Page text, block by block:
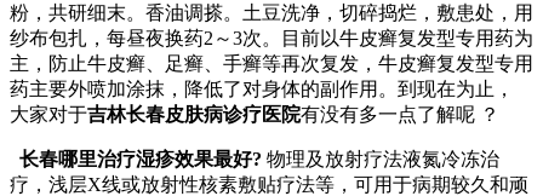
粉，共研细末。香油调搽。土豆洗净，切碎捣烂，敷患处，用
纱布包扎，每昼夜换药2～3次。目前以牛皮癣复发型专用药为
主，防止牛皮癣、足癣、手癣等再次复发，牛皮癣复发型专用
药主要外喷加涂抹，降低了对身体的副作用。到现在为止，
大家对于吉林长春皮肤病诊疗医院有没有多一点了解呢 ？
长春哪里治疗湿疹效果最好? 物理及放射疗法液氮冷冻治
疗，浅层X线或放射性核素敷贴疗法等，可用于病期较久和顽